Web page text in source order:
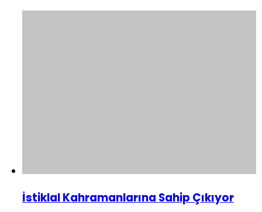
İstiklal Kahramanlarına Sahip Çıkıyor